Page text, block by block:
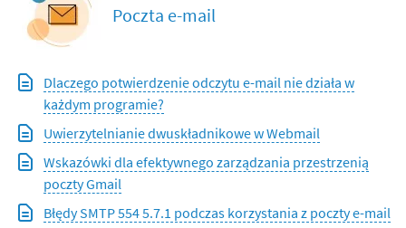
Poczta e-mail
Dlaczego potwierdzenie odczytu e-mail nie działa w
każdym programie?
Uwierzytelnianie dwuskładnikowe w Webmail
Wskazówki dla efektywnego zarządzania przestrzenią
poczty Gmail
Błędy SMTP 554 5.7.1 podczas korzystania z poczty e-mail